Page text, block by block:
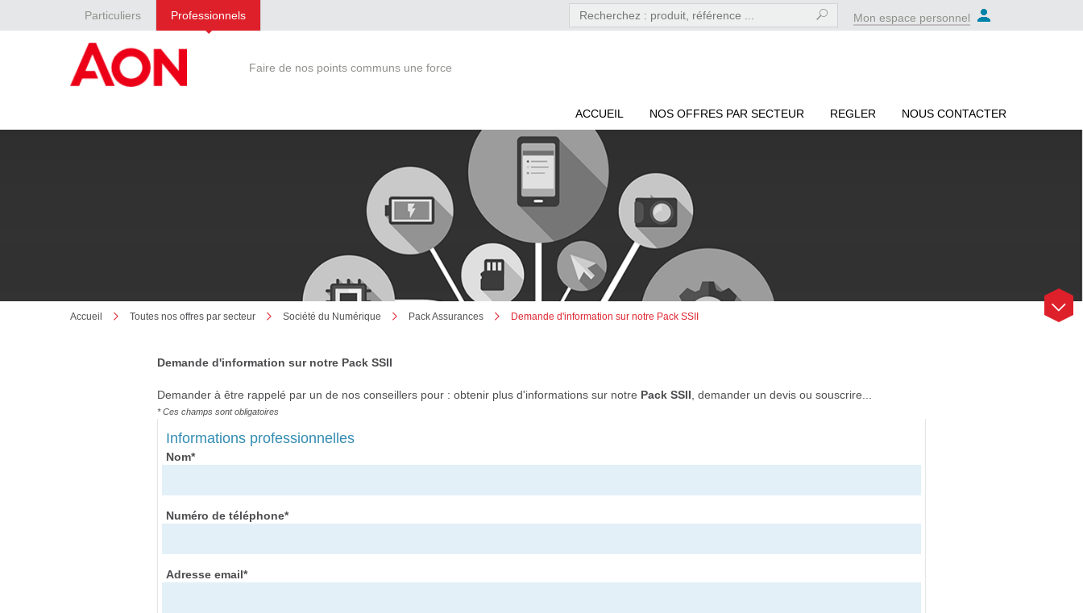
Particuliers Professionnels Mon espace personnel
Faire de nos points communs une force
ACCUEIL NOS OFFRES PAR SECTEUR REGLER NOUS CONTACTER
Accueil Toutes nos offres par secteur Société du Numérique Pack Assurances Demande d'information sur notre Pack SSII
Demande d'information sur notre Pack SSII
Demander à être rappelé par un de nos conseillers pour : obtenir plus d'informations sur notre Pack SSII , demander un devis ou souscrire...
* Ces champs sont obligatoires
Informations professionnelles
Nom*
Numéro de téléphone*
Adresse email*